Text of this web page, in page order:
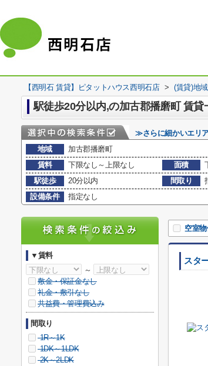
【西明石 賃貸】ピタットハウス西明石店 > (賃貸)地
駅徒歩20分以内,の加古郡播磨町 賃貸
≫さらに細かいエリア
地域
加古郡播磨町
賃料
下限なし～上限なし 面積
駅徒歩
20分以内 間取り
設備条件
指定なし
空室
スタ
▼賃料
～
敷金・保証金なし
礼金・敷引なし
共益費・管理費込み
間取り
1R～1K
1DK～1LDK
2K～2LDK